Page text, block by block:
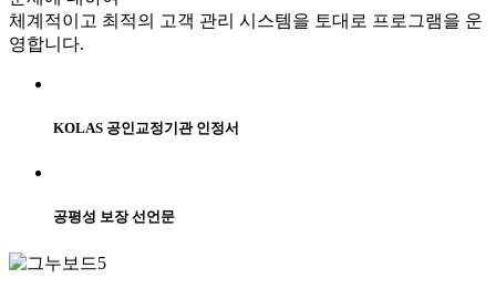
체계적이고 최적의 고객 관리 시스템을 토대로 프로그램을 운
영합니다.​
KOLAS 공인교정기관 인정서
공평성 보장 선언문